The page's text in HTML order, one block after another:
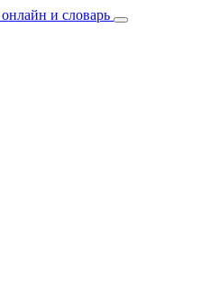
и словарь